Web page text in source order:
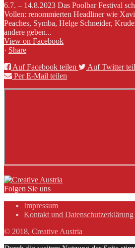
6.7. – 14.8.2023 Das Poolbar Festival
Vollen: renommierten Headliner wie
Peaches, Symba, Helge Schneider,
andere geben...
View on Facebook
· Share
Auf Facebook teilen
Auf Twitter
Per E-Mail teilen
Folgen Sie uns
Impressum
Kontakt und Datenschutzerklärung
© 2018, Creative Austria